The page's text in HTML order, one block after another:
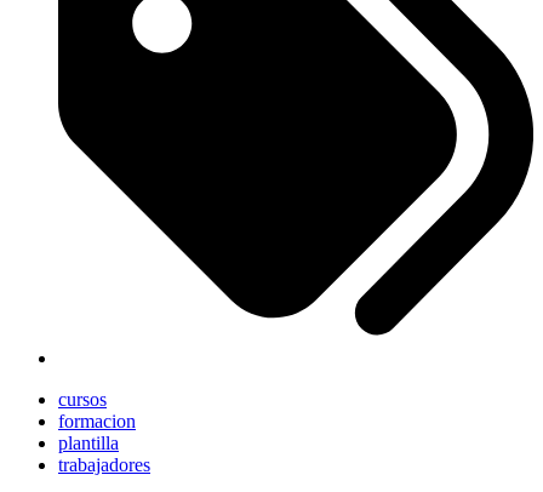
cursos
formacion
plantilla
trabajadores